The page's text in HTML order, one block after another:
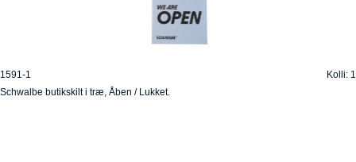
1591-1
Kolli: 1
Schwalbe butikskilt i træ, Åben / Lukket.